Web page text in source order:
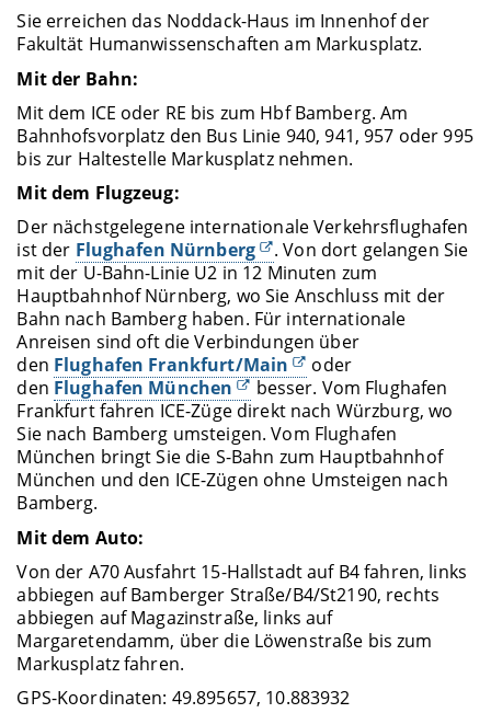
Sie erreichen das Noddack-Haus im Innenhof der
Fakultät Humanwissenschaften am Markusplatz.
Mit der Bahn:
Mit dem ICE oder RE bis zum Hbf Bamberg. Am
Bahnhofsvorplatz den Bus Linie 940, 941, 957 oder 995
bis zur Haltestelle Markusplatz nehmen.
Mit dem Flugzeug:
Der nächstgelegene internationale Verkehrsflughafen
ist der Flughafen Nürnberg
. Von dort gelangen Sie
mit der U-Bahn-Linie U2 in 12 Minuten zum
Hauptbahnhof Nürnberg, wo Sie Anschluss mit der
Bahn nach Bamberg haben. Für internationale
Anreisen sind oft die Verbindungen über
den Flughafen Frankfurt/Main
oder
den Flughafen München
besser. Vom Flughafen
Frankfurt fahren ICE-Züge direkt nach Würzburg, wo
Sie nach Bamberg umsteigen. Vom Flughafen
München bringt Sie die S-Bahn zum Hauptbahnhof
München und den ICE-Zügen ohne Umsteigen nach
Bamberg.
Mit dem Auto:
Von der A70 Ausfahrt 15-Hallstadt auf B4 fahren, links
abbiegen auf Bamberger Straße/B4/St2190, rechts
abbiegen auf Magazinstraße, links auf
Margaretendamm, über die Löwenstraße bis zum
Markusplatz fahren.
GPS-Koordinaten: 49.895657, 10.883932